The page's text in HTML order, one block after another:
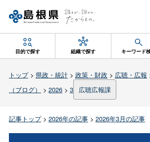
目的で探す 組織で探す キーワード
トップ> 県政・統計> 政策・財政 > 広聴・広報
（ブログ）
> 2026> 3 広聴広報課
記事トップ> 2026年の記事> 2026年3月の記事